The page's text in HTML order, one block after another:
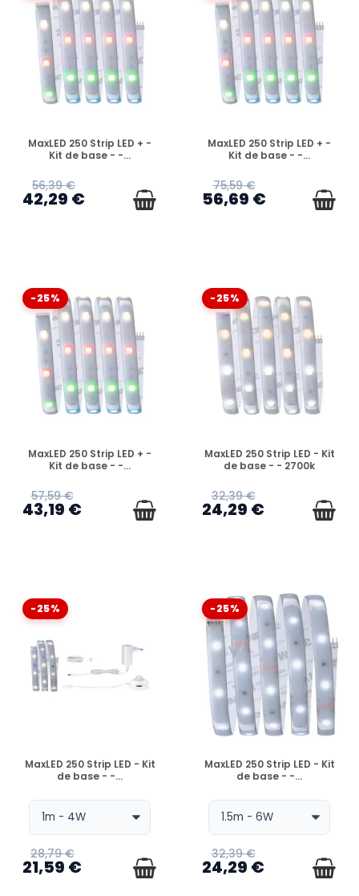
EN STOCK
MaxLED 250 Strip LED + -
Kit de base - -...
56,39 €
42,29 €
EN STOCK
MaxLED 250 Strip LED + -
Kit de base - -...
75,59 €
56,69 €
-25%
EN STOCK
MaxLED 250 Strip LED + -
Kit de base - -...
57,59 €
43,19 €
-25%
EN STOCK
MaxLED 250 Strip LED - Kit
de base - - 2700k
32,39 €
24,29 €
-25%
EN STOCK
MaxLED 250 Strip LED - Kit
de base - -...
28,79 €
21,59 €
-25%
EN STOCK
MaxLED 250 Strip LED - Kit
de base - -...
32,39 €
24,29 €